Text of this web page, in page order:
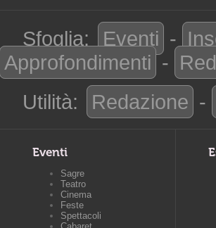
Sfoglia: Eventi -
Approfondimenti -
Utilità:
Redazione -
Eventi
Sagre
Teatro
Cinema
Feste
Spettacoli